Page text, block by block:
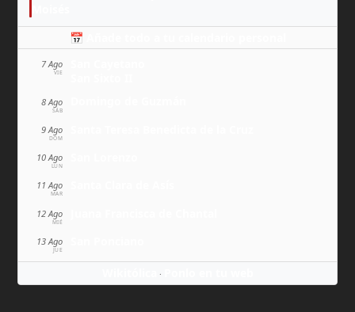
📅 Añade todo a tu calendario personal
7 Ago
VIE
8 Ago
SÁB
9 Ago
DOM
10 Ago
LUN
11 Ago
MAR
12 Ago
MIÉ
13 Ago
JUE
·